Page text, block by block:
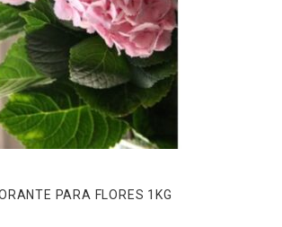
PARA FLORES 1KG